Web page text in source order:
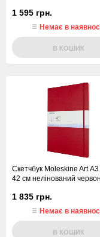
1 595 грн.
Немає в
В КОШИК
Скетчбук Moleskine Art
42 см нелінований
1 835 грн.
Немає в
В КОШИК